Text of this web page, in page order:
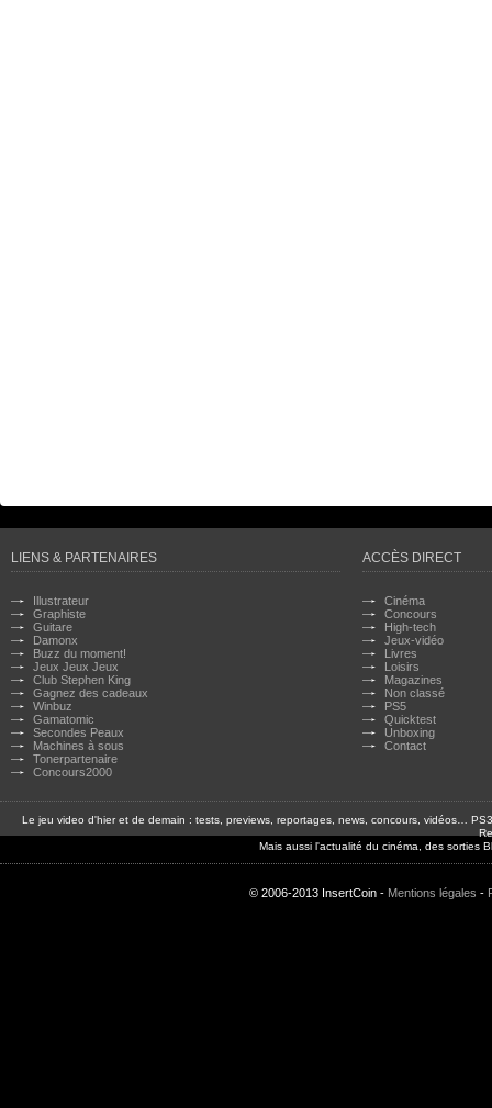
LIENS & PARTENAIRES
Illustrateur
Graphiste
Guitare
Damonx
Buzz du moment!
Jeux Jeux Jeux
Club Stephen King
Gagnez des cadeaux
Winbuz
Gamatomic
Secondes Peaux
Machines à sous
Tonerpartenaire
Concours2000
ACCÈS DIRECT
Cinéma
Concours
High-tech
Jeux-vidéo
Livres
Loisirs
Magazines
Non classé
PS5
Quicktest
Unboxing
Contact
Le jeu video d'hier et de demain : tests, previews, reportages, news, concours, vidéos…
Mais aussi l'actualité du cinéma, des sorties
© 2006-2013 InsertCoin - Mentions légales -